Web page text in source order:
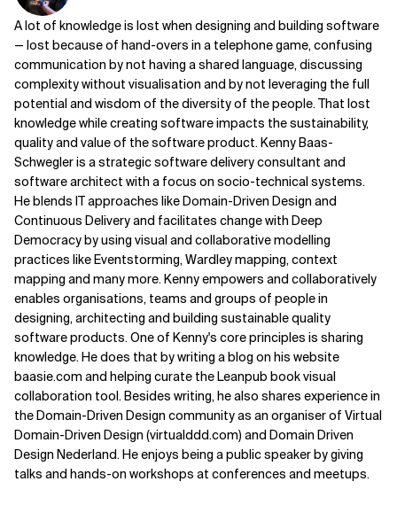
A lot of knowledge is lost when designing and building software
— lost because of hand-overs in a telephone game, confusing
communication by not having a shared language, discussing
complexity without visualisation and by not leveraging the full
potential and wisdom of the diversity of the people. That lost
knowledge while creating software impacts the sustainability,
quality and value of the software product. Kenny Baas-
Schwegler is a strategic software delivery consultant and
software architect with a focus on socio-technical systems.
He blends IT approaches like Domain-Driven Design and
Continuous Delivery and facilitates change with Deep
Democracy by using visual and collaborative modelling
practices like Eventstorming, Wardley mapping, context
mapping and many more. Kenny empowers and collaboratively
enables organisations, teams and groups of people in
designing, architecting and building sustainable quality
software products. One of Kenny's core principles is sharing
knowledge. He does that by writing a blog on his website
baasie.com and helping curate the Leanpub book visual
collaboration tool. Besides writing, he also shares experience in
the Domain-Driven Design community as an organiser of Virtual
Domain-Driven Design (virtualddd.com) and Domain Driven
Design Nederland. He enjoys being a public speaker by giving
talks and hands-on workshops at conferences and meetups.